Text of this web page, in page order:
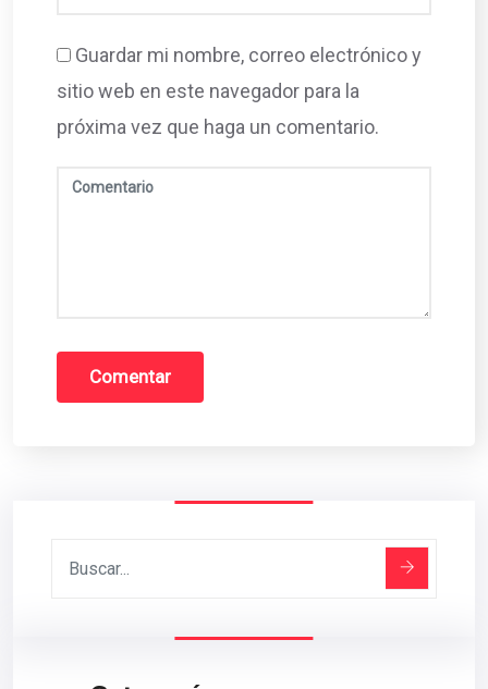
Guardar mi nombre, correo electrónico y
sitio web en este navegador para la
próxima vez que haga un comentario.